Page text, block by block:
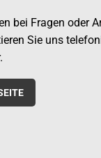
bei Fragen oder
Sie uns